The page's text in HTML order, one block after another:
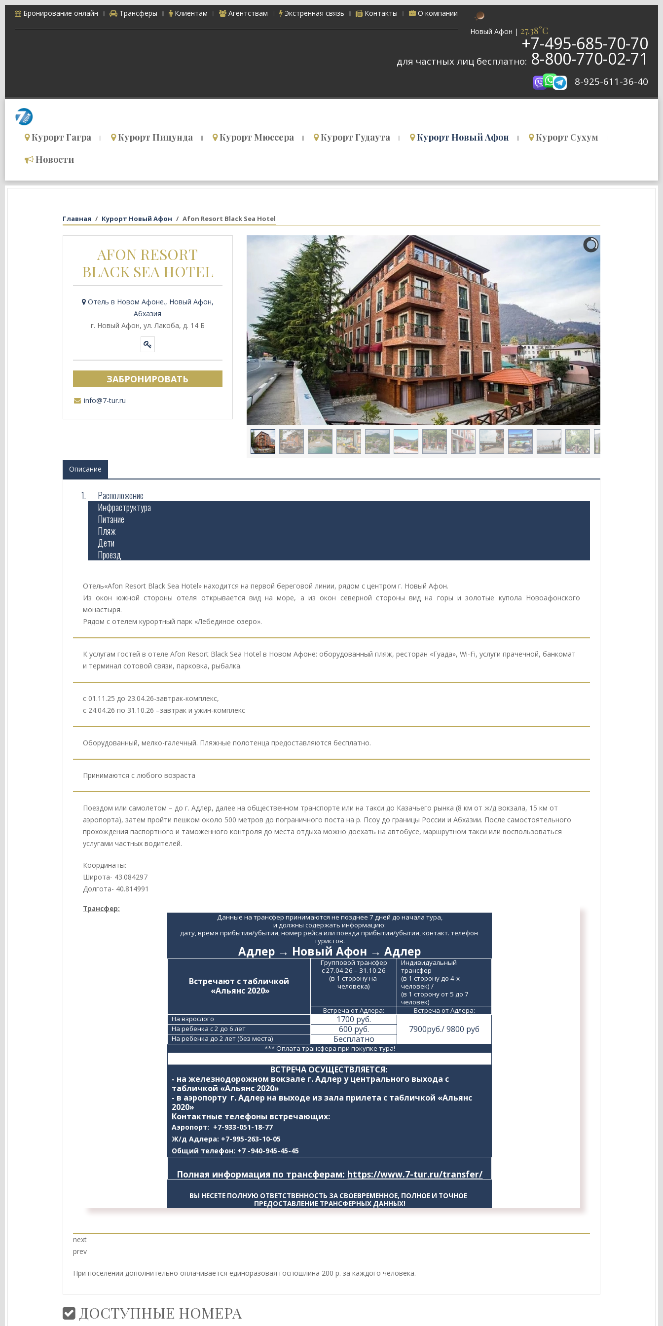
Бронирование онлайн Трансферы Клиентам Агентствам Экстренная связь Контакты
О компании
Новый Афон | 27.38°C
+7-495-685-70-70
для частных лиц бесплатно: 8-800-770-02-71
8-925-611-36-40
Курорт Гагра Курорт Пицунда Курорт Мюссера Курорт Гудаута Курорт Новый Афон
Курорт Сухум
Новости
Главная Курорт Новый Афон Afon Resort Black Sea Hotel
AFON RESORT
BLACK SEA HOTEL
Отель в Новом Афоне., Новый Афон,
Абхазия
г. Новый Афон, ул. Лакоба, д. 14 Б
ЗАБРОНИРОВАТЬ
info@7-tur.ru
Описание
Расположение
Инфраструктура
Питание
Пляж
Дети
Проезд
Отель«Afon Resort Black Sea Hotel» находится на первой береговой линии, рядом с центром г. Новый Афон.
Из окон южной стороны отеля открывается вид на море, а из окон северной стороны вид на горы и золотые купола Новоафонского
монастыря.
Рядом с отелем курортный парк «Лебединое озеро».
К услугам гостей в отеле Afon Resort Black Sea Hotel в Новом Афоне: оборудованный пляж, ресторан «Гуада», Wi-Fi, услуги прачечной, банкомат
и терминал сотовой связи, парковка, рыбалка.
с 01.11.25 до 23.04.26-завтрак-комплекс,
с 24.04.26 по 31.10.26 –завтрак и ужин-комплекс
Оборудованный, мелко-галечный. Пляжные полотенца предоставляются бесплатно.
Принимаются с любого возраста
Поездом или самолетом – до г. Адлер, далее на общественном транспорте или на такси до Казачьего рынка (8 км от ж/д вокзала, 15 км от
аэропорта), затем пройти пешком около 500 метров до пограничного поста на р. Псоу до границы России и Абхазии. После самостоятельного
прохождения паспортного и таможенного контроля до места отдыха можно доехать на автобусе, маршрутном такси или воспользоваться
услугами частных водителей.
Координаты:
Широта- 43.084297
Долгота- 40.814991
Трансфер:
Данные на трансфер принимаются не позднее 7 дней до начала тура,
и должны содержать информацию:
дату, время прибытия/убытия, номер рейса или поезда прибытия/убытия, контакт. телефон
туристов.
Адлер → Новый Афон → Адлер
Встречают с табличкой
«Альянс 2020»
Групповой трансфер
с 27.04.26 – 31.10.26
(в 1 сторону на
человека)
Индивидуальный
трансфер
(в 1 сторону до 4-х
человек) /
(в 1 сторону от 5 до 7
человек)
Встреча от Адлера:
Встреча от Адлера:
На взрослого
1700 руб.
7900руб./ 9800 руб
На ребенка с 2 до 6 лет 600 руб.
На ребенка до 2 лет (без места) Бесплатно
*** Оплата трансфера при покупке тура!
ВСТРЕЧА ОСУЩЕСТВЛЯЕТСЯ:
- на железнодорожном вокзале г. Адлер у центрального выхода с
табличкой «Альянс 2020»
- в аэропорту  г. Адлер на выходе из зала прилета с табличкой «Альянс
2020»
Контактные телефоны встречающих:
Аэропорт: +7-933-051-18-77
Ж/д Адлера: +7-995-263-10-05
Общий телефон: +7 -940-945-45-45
Полная информация по трансферам: https://www.7-tur.ru/transfer/
ВЫ НЕСЕТЕ ПОЛНУЮ ОТВЕТСТВЕННОСТЬ ЗА СВОЕВРЕМЕННОЕ, ПОЛНОЕ И ТОЧНОЕ
ПРЕДОСТАВЛЕНИЕ ТРАНСФЕРНЫХ ДАННЫХ!
next
prev
При поселении дополнительно оплачивается единоразовая госпошлина 200 р. за каждого человека.
ДОСТУПНЫЕ НОМЕРА